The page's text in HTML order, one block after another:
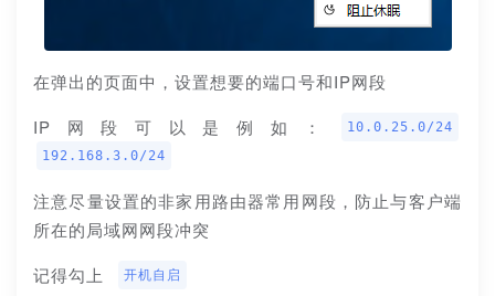
在弹出的页面中，设置想要的端口号和IP网段
IP网段可以是例如：
10.0.25.0/24
192.168.3.0/24
注意尽量设置的非家用路由器常用网段，防止与客户端
所在的局域网网段冲突
记得勾上
开机自启